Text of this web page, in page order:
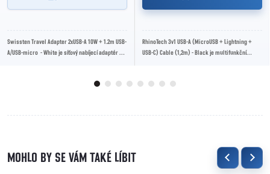
Swissten Travel Adapter 2xUSB-A 10W + 1.2m USB-
A/USB-micro - White je síťový nabíjecí adaptér se
RhinoTech 3v1 USB-A (MicroUSB + Lightning +
USB-C) Cable (1,2m) - Black je multifunkční